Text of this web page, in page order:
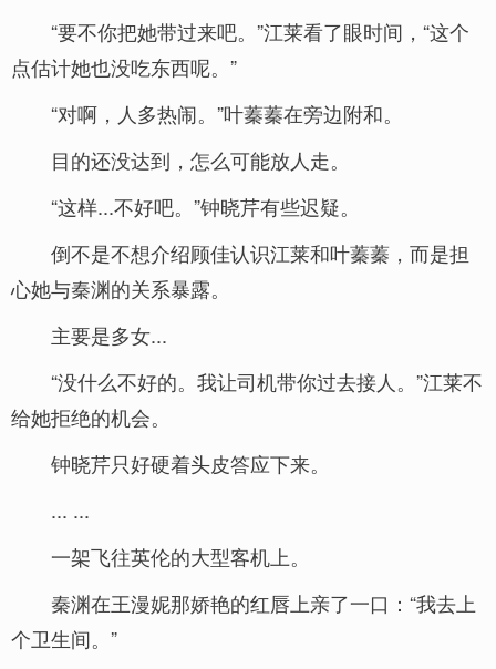
“要不你把她带过来吧。”江莱看了眼时间，“这个
点估计她也没吃东西呢。”
“对啊，人多热闹。”叶蓁蓁在旁边附和。
目的还没达到，怎么可能放人走。
“这样...不好吧。”钟晓芹有些迟疑。
倒不是不想介绍顾佳认识江莱和叶蓁蓁，而是担
心她与秦渊的关系暴露。
主要是多女...
“没什么不好的。我让司机带你过去接人。”江莱不
给她拒绝的机会。
钟晓芹只好硬着头皮答应下来。
... ...
一架飞往英伦的大型客机上。
秦渊在王漫妮那娇艳的红唇上亲了一口：“我去上
个卫生间。”